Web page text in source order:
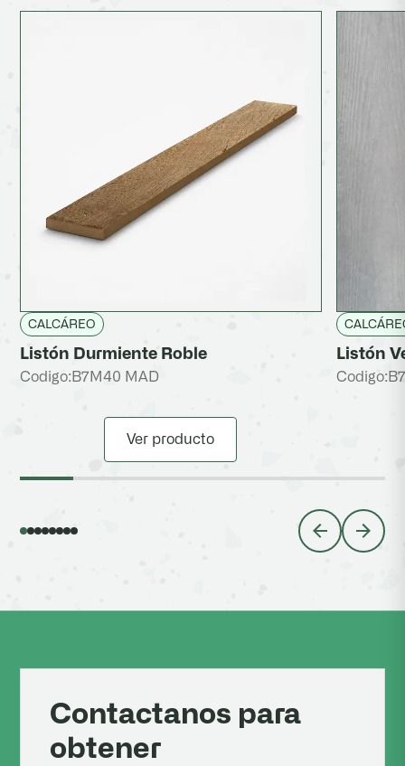
CALCÁREO
Listón Durmiente Roble
Codigo: B7M40 MAD
Ver producto
Listón
Codigo:
Contactanos para
obtener